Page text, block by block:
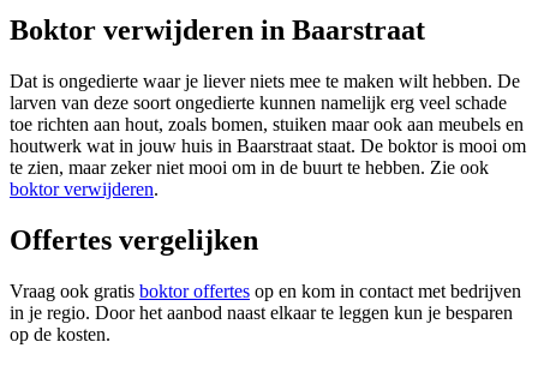
Boktor verwijderen in Baarstraat
Dat is ongedierte waar je liever niets mee te maken wilt hebben. De
larven van deze soort ongedierte kunnen namelijk erg veel schade
toe richten aan hout, zoals bomen, stuiken maar ook aan meubels en
houtwerk wat in jouw huis in Baarstraat staat. De boktor is mooi om
te zien, maar zeker niet mooi om in de buurt te hebben. Zie ook
boktor verwijderen.
Offertes vergelijken
Vraag ook gratis boktor offertes op en kom in contact met bedrijven
in je regio. Door het aanbod naast elkaar te leggen kun je besparen
op de kosten.